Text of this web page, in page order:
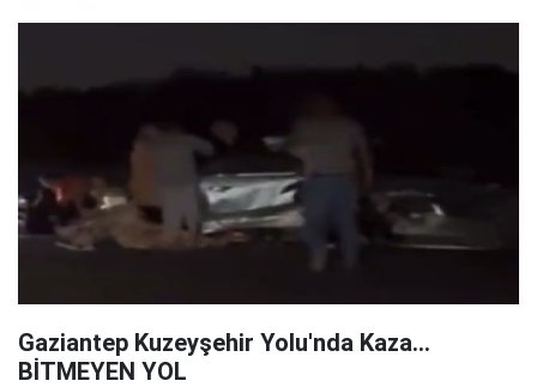
Gaziantep Kuzeyşehir Yolu'nda Kaza...
BİTMEYEN YOL